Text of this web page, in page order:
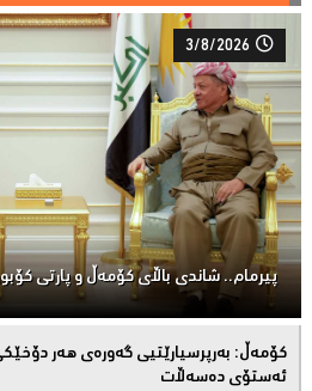
3/8/2026
پیرمام.. شاندی باڵای كۆمه‌ڵ و پارتی
كۆمەڵ: بەرپرسیارێتیی گەورەی هەر
ئەستۆی دەسەڵات